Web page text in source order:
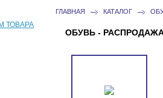
ГЛАВНАЯ КАТАЛОГ
ОБУВЬ -
ТОВАРА